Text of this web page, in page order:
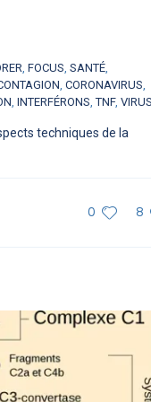
, FOCUS, SANTÉ,
, CORONAVIRUS,
, INTERFÉRONS,TNF, VIRUS
techniques de la
0 8